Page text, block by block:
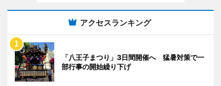
アクセスランキング
「八王子まつり」3日間開催へ 猛暑対策で一
部行事の開始繰り下げ